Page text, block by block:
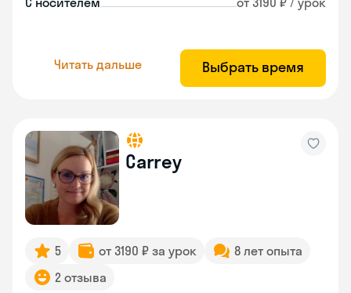
Читать дальше Выбрать время
Carrey
5 от 3190 ₽ за урок
8 лет опыта
2 отзыва